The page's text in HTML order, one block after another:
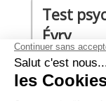
Test
Évry
Cours
Lundi 17